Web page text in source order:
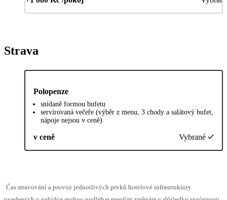
Strava
Polopenze
snídaně formou bufetu
servírovaná večeře (výběr z menu, 3 chody a salátový bufet,
nápoje nejsou v ceně)
v ceně Vybrané
Čas stravování a provoz jednotlivých prvků hotelové infrastruktury